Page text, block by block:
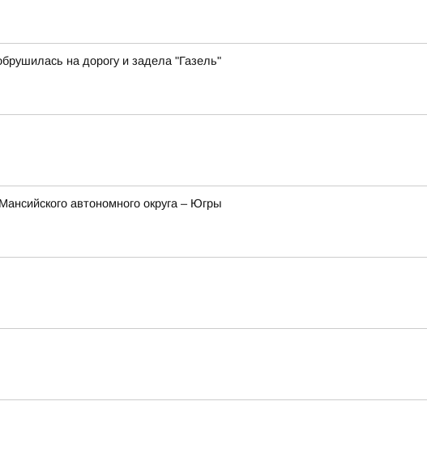
на дорогу и задела "Газель"
автономного округа – Югры